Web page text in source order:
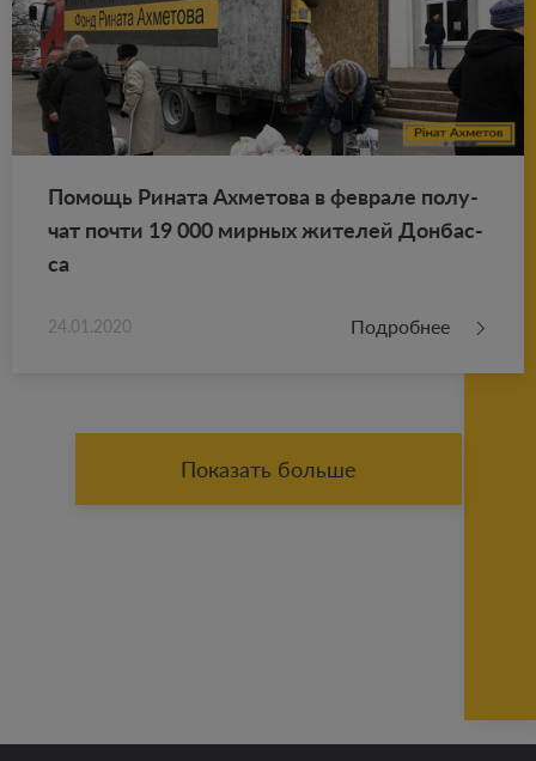
По­мощь Ри­на­та Ах­ме­то­ва в фев­ра­ле по­лу­
чат почти 19 000 мир­ных жи­те­лей Дон­бас­
са
24.01.2020 Подробнее
Показать больше